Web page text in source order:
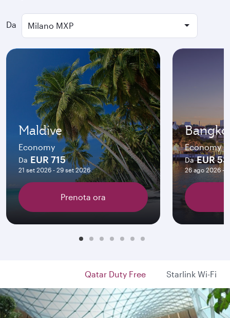
Da Milano MXP
Maldive
Economy
Da EUR 715
21 set 2026 - 29 set 2026
Prenota ora
Economy
Da EUR
26 ago 2026 -
Qatar Duty Free Starlink Wi-Fi